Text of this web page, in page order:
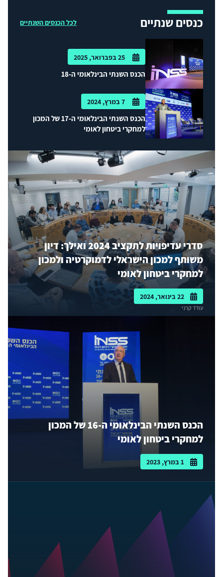
כנסים שנתיים לכל הכנסים השנתיים
25 בפברואר, 2025
הכנס השנתי הבינלאומי ה-18
7 במרץ, 2024
הכנס השנתי הבינלאומי ה-17 של המכון
למחקרי ביטחון לאומי
סדרי עדיפויות לתקציב 2024 ואילך: דיון
משותף למכון הישראלי לדמוקרטיה ולמכון
למחקרי ביטחון לאומי
22 בינואר, 2024
עודד קרני
הכנס השנתי הבינלאומי ה-16 של המכון
למחקרי ביטחון לאומי
1 במרץ, 2023